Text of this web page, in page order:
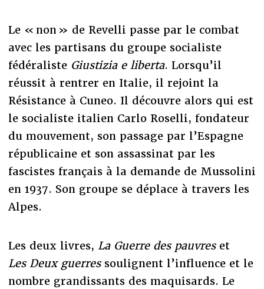
Le « non » de Revelli passe par le combat
avec les partisans du groupe socialiste
fédéraliste Giustizia e liberta. Lorsqu’il
réussit à rentrer en Italie, il rejoint la
Résistance à Cuneo. Il découvre alors qui est
le socialiste italien Carlo Roselli, fondateur
du mouvement, son passage par l’Espagne
républicaine et son assassinat par les
fascistes français à la demande de Mussolini
en 1937. Son groupe se déplace à travers les
Alpes.
Les deux livres, La Guerre des pauvreset
Les Deux guerressoulignent l’influence et le
nombre grandissants des maquisards. Le